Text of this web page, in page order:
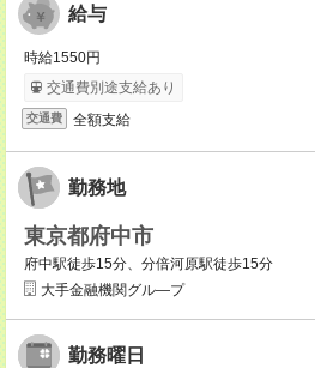
給与
時給1550円
交通費別途支給あり
交通費 全額支給
勤務地
東京都府中市
府中駅徒歩15分、分倍河原駅徒歩15分
大手金融機関グル―プ
勤務曜日